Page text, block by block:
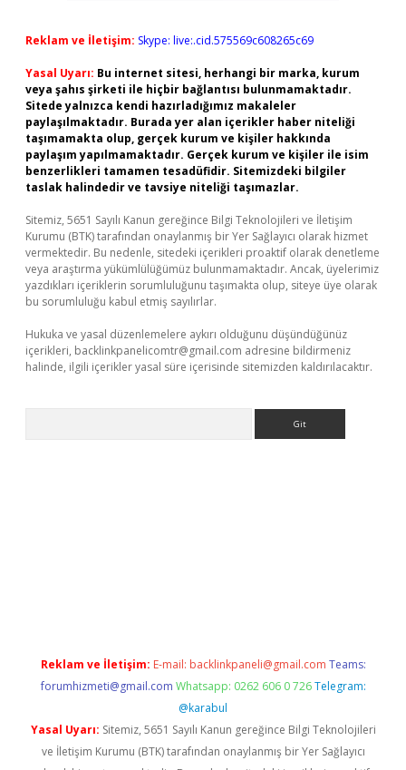
Reklam ve İletişim: Skype: live:.cid.575569c608265c69
Yasal Uyarı: Bu internet sitesi, herhangi bir marka, kurum
veya şahıs şirketi ile hiçbir bağlantısı bulunmamaktadır.
Sitede yalnızca kendi hazırladığımız makaleler
paylaşılmaktadır. Burada yer alan içerikler haber niteliği
taşımamakta olup, gerçek kurum ve kişiler hakkında
paylaşım yapılmamaktadır. Gerçek kurum ve kişiler ile isim
benzerlikleri tamamen tesadüfidir. Sitemizdeki bilgiler
taslak halindedir ve tavsiye niteliği taşımazlar.
Sitemiz, 5651 Sayılı Kanun gereğince Bilgi Teknolojileri ve İletişim
Kurumu (BTK) tarafından onaylanmış bir Yer Sağlayıcı olarak hizmet
vermektedir. Bu nedenle, sitedeki içerikleri proaktif olarak denetleme
veya araştırma yükümlülüğümüz bulunmamaktadır. Ancak, üyelerimiz
yazdıkları içeriklerin sorumluluğunu taşımakta olup, siteye üye olarak
bu sorumluluğu kabul etmiş sayılırlar.
Hukuka ve yasal düzenlemelere aykırı olduğunu düşündüğünüz
içerikleri, backlinkpanelicomtr@gmail.com adresine bildirmeniz
halinde, ilgili içerikler yasal süre içerisinde sitemizden kaldırılacaktır.
Reklam ve İletişim: E-mail: backlinkpaneli@gmail.com Teams:
forumhizmeti@gmail.com Whatsapp: 0262 606 0 726 Telegram:
@karabul
Yasal Uyarı: Sitemiz, 5651 Sayılı Kanun gereğince Bilgi Teknolojileri
ve İletişim Kurumu (BTK) tarafından onaylanmış bir Yer Sağlayıcı